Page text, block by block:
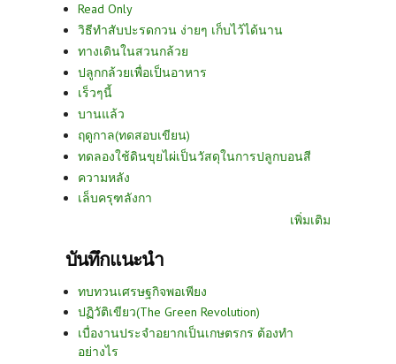
Read Only
วิธีทำสับปะรดกวน ง่ายๆ เก็บไว้ได้นาน
ทางเดินในสวนกล้วย
ปลูกกล้วยเพื่อเป็นอาหาร
เร็วๆนี้
บานแล้ว
ฤดูกาล(ทดสอบเขียน)
ทดลองใช้ดินขุยไผ่เป็นวัสดุในการปลูกบอนสี
ความหลัง
เล็บครุฑลังกา
เพิ่มเติม
บันทึกแนะนำ
ทบทวนเศรษฐกิจพอเพียง
ปฏิวัติเขียว(The Green Revolution)
เบื่องานประจำอยากเป็นเกษตรกร ต้องทำ
อย่างไร